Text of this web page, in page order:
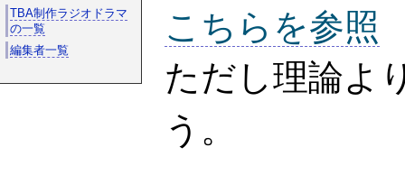
こちらを参照
ただし理論よ
う。
TBA制作ラジオドラマ
の一覧
編集者一覧